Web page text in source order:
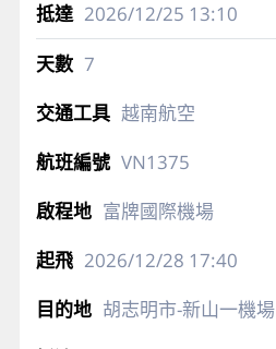
2026/12/25 13:10
7
越南航空
VN1375
富牌國際機場
2026/12/28 17:40
胡志明市-新山一機場